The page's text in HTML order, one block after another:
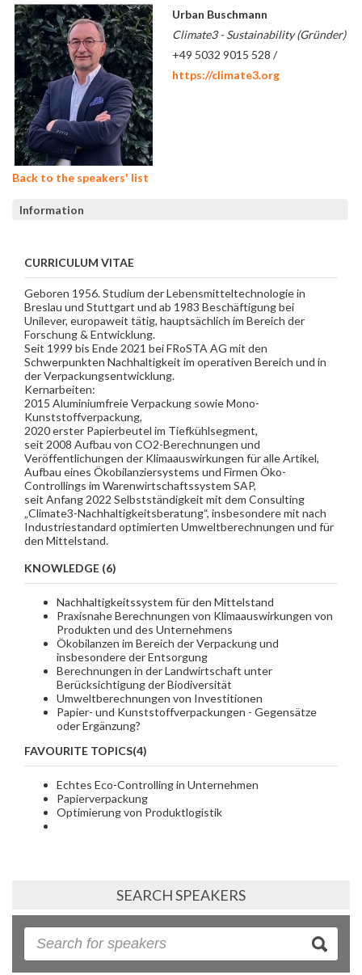
Urban Buschmann
Climate3 - Sustainability (Gründer)
+49 5032 9015 528 /
https://climate3.org
Back to the speakers' list
Information
CURRICULUM VITAE
Geboren 1956. Studium der Lebensmitteltechnologie in
Breslau und Stuttgart und ab 1983 Beschäftigung bei
Unilever, europaweit tätig, hauptsächlich im Bereich der
Forschung & Entwicklung.
Seit 1999 bis Ende 2021 bei FRoSTA AG mit den
Schwerpunkten Nachhaltigkeit im operativen Bereich und in
der Verpackungsentwicklung.
Kernarbeiten:
2015 Aluminiumfreie Verpackung sowie Mono-
Kunststoffverpackung,
2020 erster Papierbeutel im Tiefkühlsegment,
seit 2008 Aufbau von CO2-Berechnungen und
Veröffentlichungen der Klimaauswirkungen für alle Artikel,
Aufbau eines Ökobilanziersystems und Firmen Öko-
Controllings im Warenwirtschaftssystem SAP,
seit Anfang 2022 Selbstständigkeit mit dem Consulting
„Climate3-Nachhaltigkeitsberatung“, insbesondere mit nach
Industriestandard optimierten Umweltberechnungen und für
den Mittelstand.
KNOWLEDGE (6)
Nachhaltigkeitssystem für den Mittelstand
Praxisnahe Berechnungen von Klimaauswirkungen von
Produkten und des Unternehmens
Ökobilanzen im Bereich der Verpackung und
insbesondere der Entsorgung
Berechnungen in der Landwirtschaft unter
Berücksichtigung der Biodiversität
Umweltberechnungen von Investitionen
Papier- und Kunststoffverpackungen - Gegensätze
oder Ergänzung?
FAVOURITE TOPICS(4)
Echtes Eco-Controlling in Unternehmen
Papierverpackung
Optimierung von Produktlogistik
SEARCH SPEAKERS